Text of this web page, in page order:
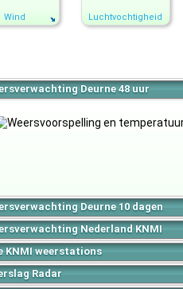
Wind Luchtvochtigheid
Deurne 48 uur
Deurne 10 dagen
Nederland KNMI
KNMI weerstations
Radar